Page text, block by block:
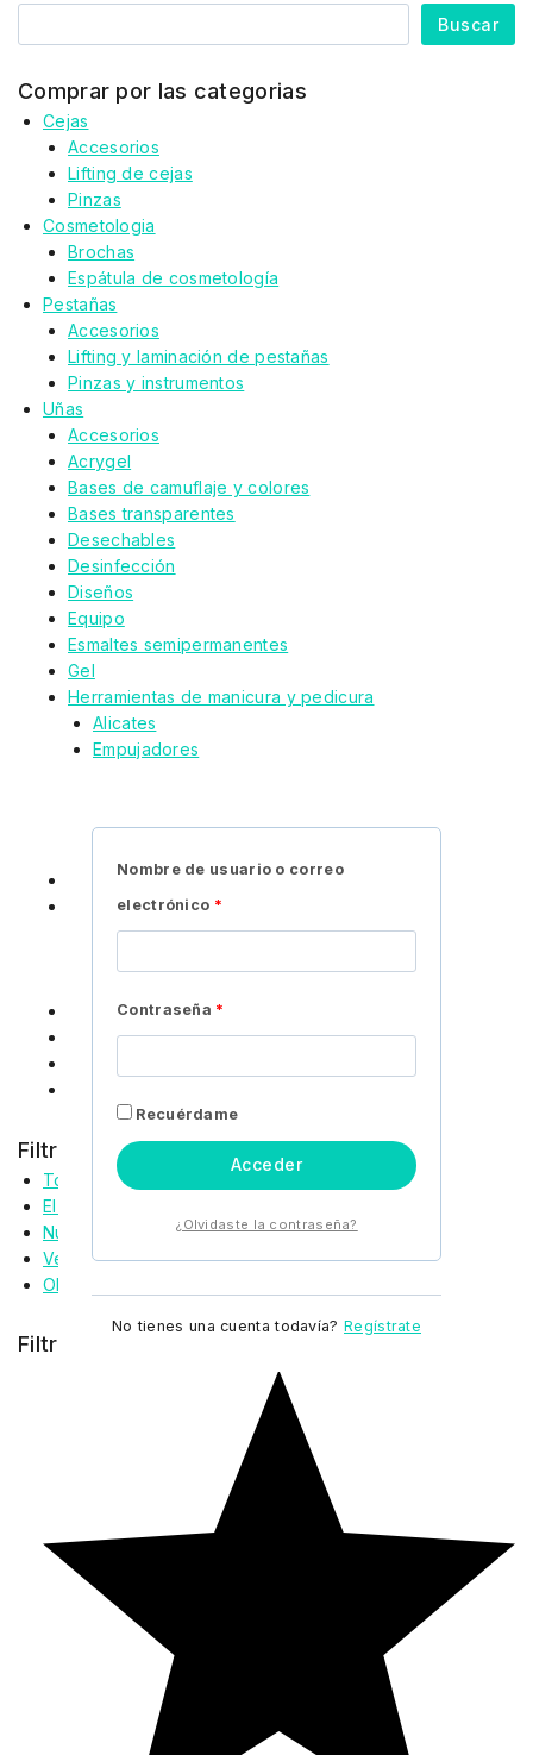
Buscar
Comprar por las categorias
Cejas
Accesorios
Lifting de cejas
Pinzas
Cosmetologia
Brochas
Espátula de cosmetología
Pestañas
Accesorios
Lifting y laminación de pestañas
Pinzas y instrumentos
Uñas
Accesorios
Acrygel
Bases de camuflaje y colores
Bases transparentes
Desechables
Desinfección
Diseños
Equipo
Esmaltes semipermanentes
Gel
Herramientas de manicura y pedicura
Alicates
Empujadores
Pododisc
Liquidos para pretratamiento y cuidado
Marcas
DNKa™
Pinceles
Filtrar por
Todos Los Productos
El Mejor Vendedor
Nuevas Llegadas
Venta
Objetos Calientes
Filtrar por el valor
Nombre de usuario o correo
electrónico *
Contraseña *
Recuérdame
Acceder
¿Olvidaste la contraseña?
No tienes una cuenta todavía? Regístrate